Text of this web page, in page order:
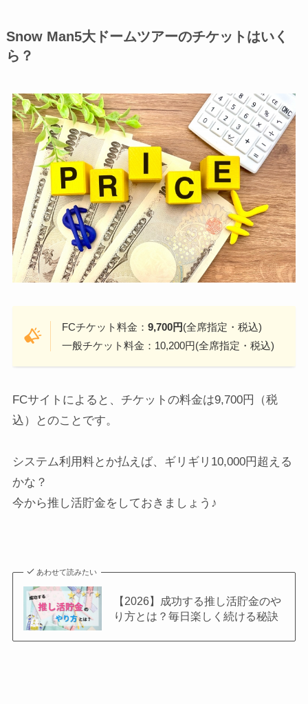
Snow Man5大ドームツアーのチケットはいく
ら？
FCチケット料金：9,700円(全席指定・税込)
一般チケット料金：10,200円(全席指定・税込)
FCサイトによると、チケットの料金は9,700円（税
込）とのことです。
システム利用料とか払えば、ギリギリ10,000円超える
かな？
今から推し活貯金をしておきましょう♪
あわせて読みたい
【2026】成功する推し活貯金のや
り方とは？毎日楽しく続ける秘訣